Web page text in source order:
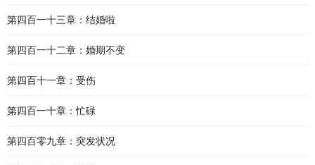
第四百一十三章：结婚啦
第四百一十二章：婚期不变
第四百十一章：受伤
第四百一十章：忙碌
第四百零九章：突发状况